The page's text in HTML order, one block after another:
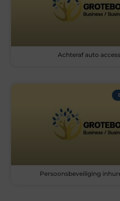
Achteraf auto
Persoonsbeveiliging